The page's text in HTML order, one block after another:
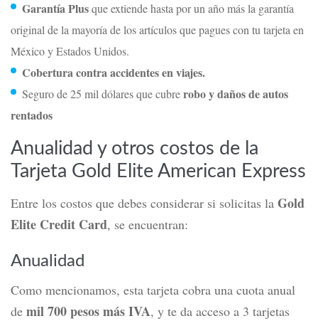
Garantía Plusque extiende hasta por un año más la garantía
original de la mayoría de los artículos que pagues con tu tarjeta en
México y Estados Unidos.
Cobertura contra accidentes en viajes.
Seguro de 25 mil dólares que cubrerobo y daños de autos
rentados
Anualidad y otros costos de la
Tarjeta Gold Elite American Express
Entre los costos que debes considerar si solicitas la Gold
Elite Credit Card, se encuentran:
Anualidad
Como mencionamos, esta tarjeta cobra una cuota anual
de mil 700 pesos más IVA, y te da acceso a 3 tarjetas